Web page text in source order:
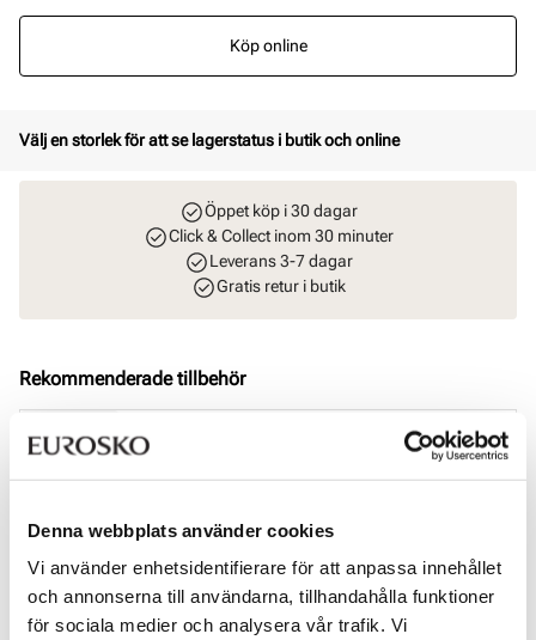
Denna webbplats använder cookies
Vi använder enhetsidentifierare för att anpassa innehållet
och annonserna till användarna, tillhandahålla funktioner
för sociala medier och analysera vår trafik. Vi
Köp online
Välj en storlek för att se lagerstatus i butik och online
Öppet köp i 30 dagar
Click & Collect inom 30 minuter
Leverans 3-7 dagar
Gratis retur i butik
Rekommenderade tillbehör
Magic Protector impregneringsspray
Pris
169 kr
SOLITAIRE
Suede & nubuck renovator - Neutral
Pris
99 kr